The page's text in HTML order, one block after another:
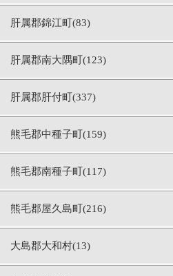
肝属郡錦江町(83)
肝属郡南大隅町(123)
肝属郡肝付町(337)
熊毛郡中種子町(159)
熊毛郡南種子町(117)
熊毛郡屋久島町(216)
大島郡大和村(13)